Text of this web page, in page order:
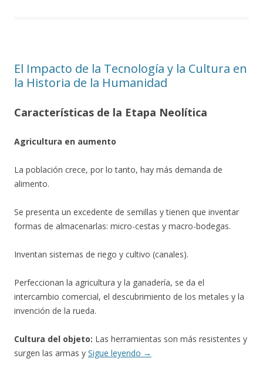
El Impacto de la Tecnología y la Cultura en
la Historia de la Humanidad
Características de la Etapa Neolítica
Agricultura en aumento
La población crece, por lo tanto, hay más demanda de
alimento.
Se presenta un excedente de semillas y tienen que inventar
formas de almacenarlas: micro-cestas y macro-bodegas.
Inventan sistemas de riego y cultivo (canales).
Perfeccionan la agricultura y la ganadería, se da el
intercambio comercial, el descubrimiento de los metales y la
invención de la rueda.
Cultura del objeto: Las herramientas son más resistentes y
surgen las armas y Sigue leyendo →